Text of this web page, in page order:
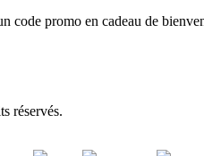
code promo en cadeau de
réservés.